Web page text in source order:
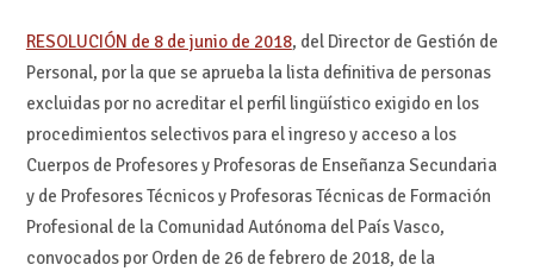
RESOLUCIÓN de 8 de junio de 2018, del Director de Gestión de
Personal, por la que se aprueba la lista definitiva de personas
excluidas por no acreditar el perfil lingüístico exigido en los
procedimientos selectivos para el ingreso y acceso a los
Cuerpos de Profesores y Profesoras de Enseñanza Secundaria
y de Profesores Técnicos y Profesoras Técnicas de Formación
Profesional de la Comunidad Autónoma del País Vasco,
convocados por Orden de 26 de febrero de 2018, de la